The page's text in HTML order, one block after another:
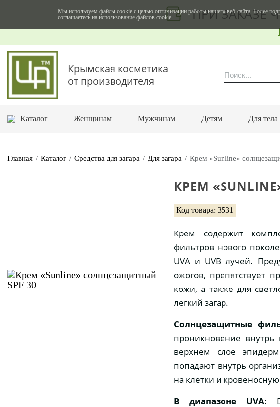
ПРИ ЗАКАЗЕ
Крымская косметика
от производителя
Каталог Женщинам Мужчинам Детям Для тела
Главная Каталог Средства для загара Для загара Крем «Sunline»
КРЕМ
Код товара: 3531
Крем содержит
фильтров нового
UVA и UVB лучей.
ожогов, препятствует
кожи, а также для
легкий загар.
Солнцезащитные
проникновение
верхнем слое
попадают внутрь
на клетки и
В диапазоне UVA:
Мы используем файлы cookie с целью оптимизации работы нашего веб-сайта. Более
соглашаетесь на использование файлов cookie.